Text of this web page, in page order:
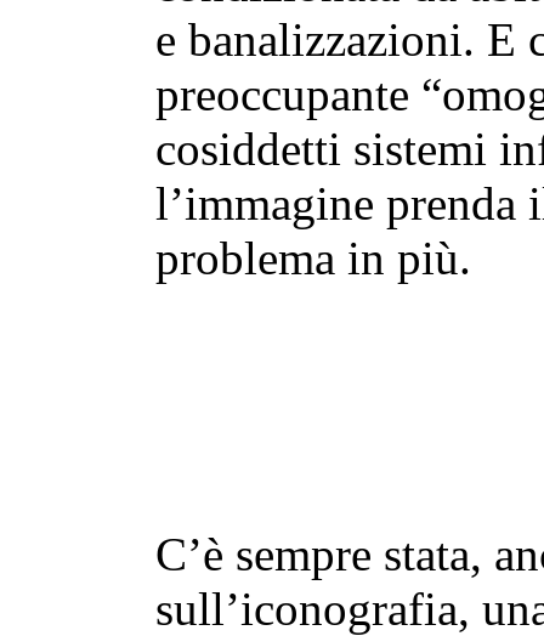
e banalizzazioni. E
preoccupante
cosiddetti sistemi
l’immagine prenda
problema in più.
C’è sempre stata,
sull’iconografia,